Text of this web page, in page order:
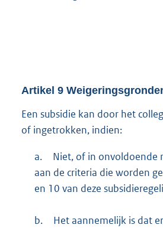
Artikel 9
Een subsidie kan door het
of ingetrokken, indien:
a.
Niet, of in onvoldoende
aan de criteria die worden
en 10 van deze
b.
Het aannemelijk is dat